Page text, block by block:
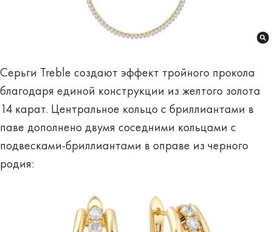
Серьги Treble создают эффект тройного прокола
благодаря единой конструкции из желтого золота
14 карат. Центральное кольцо с бриллиантами в
паве дополнено двумя соседними кольцами с
подвесками-бриллиантами в оправе из черного
родия: